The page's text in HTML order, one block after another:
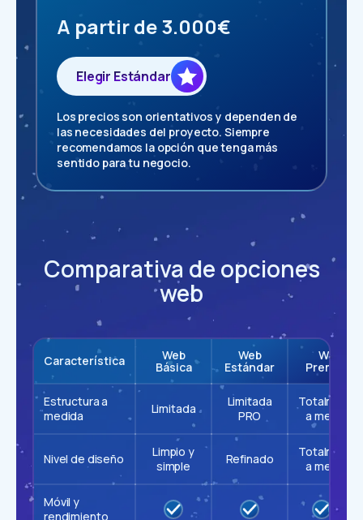
A partir de 3.000€
Elegir Estándar
Los precios son orientativos y dependen de
las necesidades del proyecto. Siempre
recomendamos la opción que tenga más
sentido para tu negocio.
Comparativa de opciones
web
Característica Web
Básica
Web
Estándar
Web
Premium
Estructura a
medida
Limitada
Limitada
PRO
Totalmente
a medida
Nivel de diseño
Limpio y
simple
Refinado
Totalmente
a medida
Móvil y
rendimiento